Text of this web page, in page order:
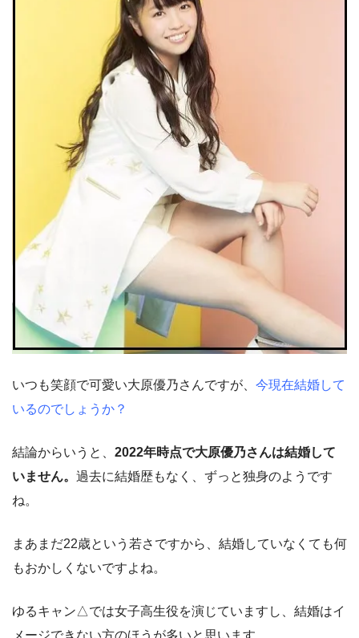
いつも笑顔で可愛い大原優乃さんですが、 今現在結婚して
いるのでしょうか？
結論からいうと、 2022年時点で大原優乃さんは結婚して
いません。 過去に結婚歴もなく、ずっと独身のようです
ね。
まあまだ22歳という若さですから、結婚していなくても何
もおかしくないですよね。
ゆるキャン△では女子高生役を演じていますし、結婚はイ
メージできない方のほうが多いと思います。